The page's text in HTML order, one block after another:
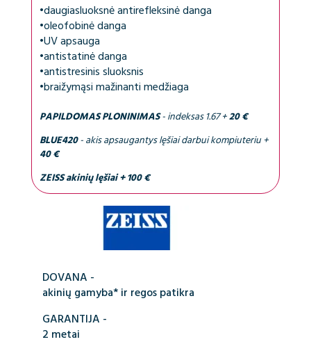
•daugiasluoksnė antirefleksinė danga
•oleofobinė danga
•UV apsauga
•antistatinė danga
•antistresinis sluoksnis
•braižymąsi mažinanti medžiaga
PAPILDOMAS PLONINIMAS- indeksas 1.67 +20 €
BLUE420- akis apsaugantys lęšiai darbui kompiuteriu +
40 €
ZEISS akinių lęšiai + 100 €
DOVANA -
akinių gamyba* ir regos patikra
GARANTIJA -
2 metai